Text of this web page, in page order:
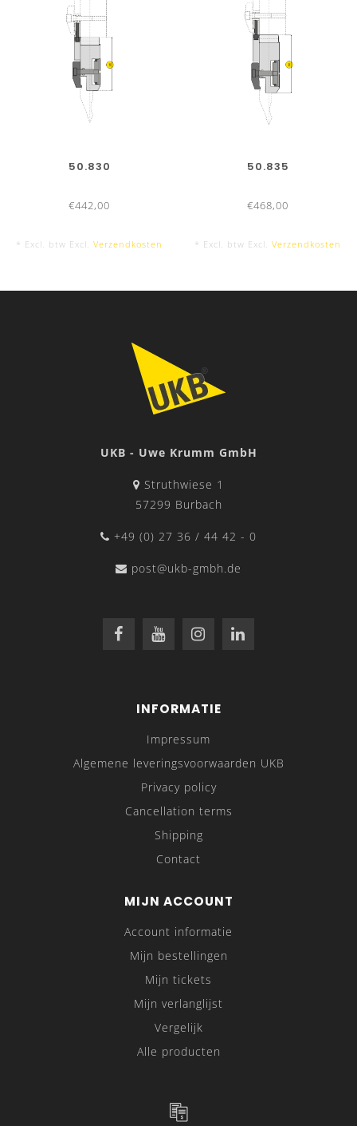
50.830
€442,00
* Excl. btw Excl. Verzendkosten
50.835
€468,00
* Excl. btw Excl. Verzendkosten
UKB - Uwe Krumm GmbH
Struthwiese 1
57299 Burbach
+49 (0) 27 36 / 44 42 - 0
post@ukb-gmbh.de
INFORMATIE
Impressum
Algemene leveringsvoorwaarden UKB
Privacy policy
Cancellation terms
Shipping
Contact
MIJN ACCOUNT
Account informatie
Mijn bestellingen
Mijn tickets
Mijn verlanglijst
Vergelijk
Alle producten